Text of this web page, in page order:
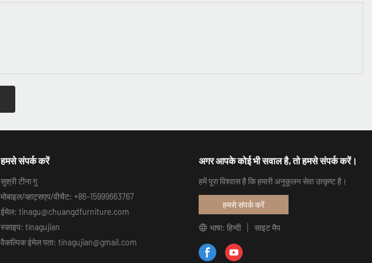
हमसे संपर्क करें
सुश्री टीना गु
मोबाइल/व्हाट्सएप/वीचैट: +86-15999663767
ईमेल: tinagu@chuangdfurniture.com
स्काइप: tinagujian
वैकल्पिक ईमेल पता: tinagujian@gmail.com
अगर आपके कोई भी सवाल है, तो हमसे संपर्क करें।
हमें पूरा विश्वास है कि हमारी अनुकूलन सेवा उत्कृष्ट है।
हमसे संपर्क करें
भाषा: हिन्दी साइट मैप